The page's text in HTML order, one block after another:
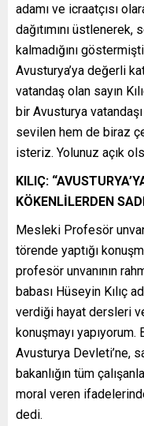
adamı ve icraatçısı
dağıtımını üstlenerek,
kalmadığını
Avusturya’ya değerli
vatandaş olan sayın
bir Avusturya
sevilen hem de biraz
isteriz. Yolunuz açık
KILIÇ:
KÖKENLİLERDEN
Mesleki Profesör
törende yaptığı
profesör unvanının
babası Hüseyin Kılıç
verdiği hayat dersleri
konuşmayı
Avusturya Devleti’ne,
bakanlığın tüm
moral veren
dedi.